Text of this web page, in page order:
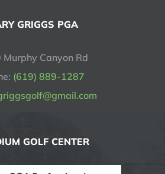
GRIGGS PGA
Murphy Canyon Rd
(619) 889-1287
GOLF CENTER